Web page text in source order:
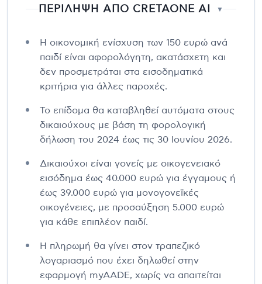
ΠΕΡΙΛΗΨΗ ΑΠΟ CRETAONE AI ▼
Η οικονομική ενίσχυση των 150 ευρώ ανά
παιδί είναι αφορολόγητη, ακατάσχετη και
δεν προσμετράται στα εισοδηματικά
κριτήρια για άλλες παροχές.
Το επίδομα θα καταβληθεί αυτόματα στους
δικαιούχους με βάση τη φορολογική
δήλωση του 2024 έως τις 30 Ιουνίου 2026.
Δικαιούχοι είναι γονείς με οικογενειακό
εισόδημα έως 40.000 ευρώ για έγγαμους ή
έως 39.000 ευρώ για μονογονεϊκές
οικογένειες, με προσαύξηση 5.000 ευρώ
για κάθε επιπλέον παιδί.
Η πληρωμή θα γίνει στον τραπεζικό
λογαριασμό που έχει δηλωθεί στην
εφαρμογή myAADE, χωρίς να απαιτείται